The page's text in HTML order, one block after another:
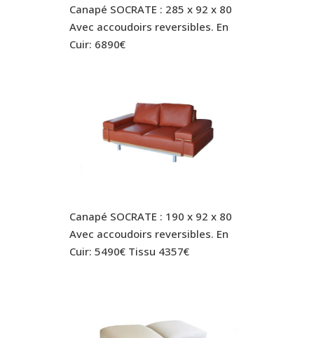
Canapé SOCRATE : 285 x 92 x 80
Avec accoudoirs reversibles. En
Cuir: 6890€
Canapé SOCRATE : 190 x 92 x 80
Avec accoudoirs reversibles. En
Cuir: 5490€ Tissu 4357€